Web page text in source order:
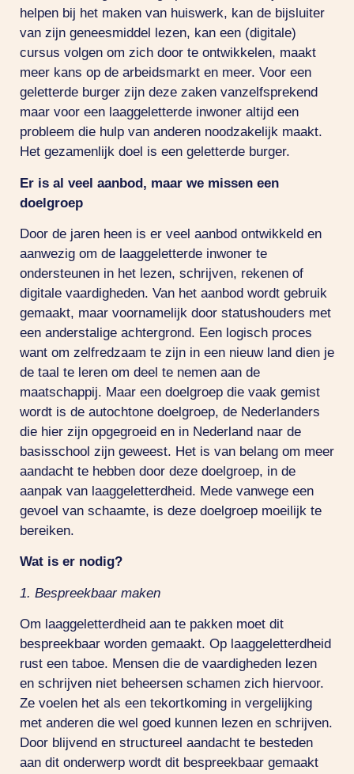
helpen bij het maken van huiswerk, kan de bijsluiter
van zijn geneesmiddel lezen, kan een (digitale)
cursus volgen om zich door te ontwikkelen, maakt
meer kans op de arbeidsmarkt en meer. Voor een
geletterde burger zijn deze zaken vanzelfsprekend
maar voor een laaggeletterde inwoner altijd een
probleem die hulp van anderen noodzakelijk maakt.
Het gezamenlijk doel is een geletterde burger.
Er is al veel aanbod, maar we missen een
doelgroep
Door de jaren heen is er veel aanbod ontwikkeld en
aanwezig om de laaggeletterde inwoner te
ondersteunen in het lezen, schrijven, rekenen of
digitale vaardigheden. Van het aanbod wordt gebruik
gemaakt, maar voornamelijk door statushouders met
een anderstalige achtergrond. Een logisch proces
want om zelfredzaam te zijn in een nieuw land dien je
de taal te leren om deel te nemen aan de
maatschappij. Maar een doelgroep die vaak gemist
wordt is de autochtone doelgroep, de Nederlanders
die hier zijn opgegroeid en in Nederland naar de
basisschool zijn geweest. Het is van belang om meer
aandacht te hebben door deze doelgroep, in de
aanpak van laaggeletterdheid. Mede vanwege een
gevoel van schaamte, is deze doelgroep moeilijk te
bereiken.
Wat is er nodig?
1. Bespreekbaar maken
Om laaggeletterdheid aan te pakken moet dit
bespreekbaar worden gemaakt. Op laaggeletterdheid
rust een taboe. Mensen die de vaardigheden lezen
en schrijven niet beheersen schamen zich hiervoor.
Ze voelen het als een tekortkoming in vergelijking
met anderen die wel goed kunnen lezen en schrijven.
Door blijvend en structureel aandacht te besteden
aan dit onderwerp wordt dit bespreekbaar gemaakt